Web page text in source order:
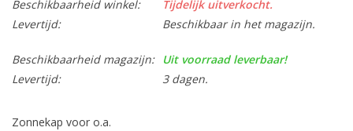
Beschikbaarheid winkel:
Tijdelijk uitverkocht.
Levertijd:
Beschikbaar in het magazijn.
Beschikbaarheid magazijn:
Uit voorraad leverbaar!
Levertijd:
3 dagen.
Zonnekap voor o.a.